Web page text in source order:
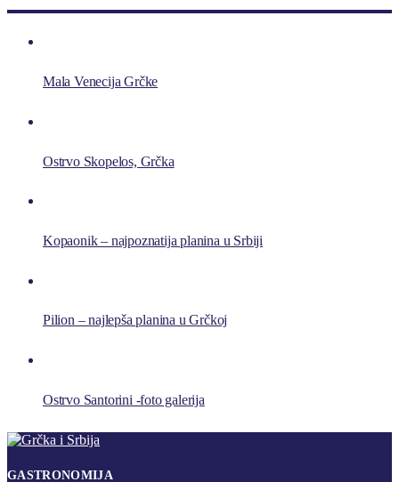
Mala Venecija Grčke
Ostrvo Skopelos, Grčka
Kopaonik – najpoznatija planina u Srbiji
Pilion – najlepša planina u Grčkoj
Ostrvo Santorini -foto galerija
GASTRONOMIJA